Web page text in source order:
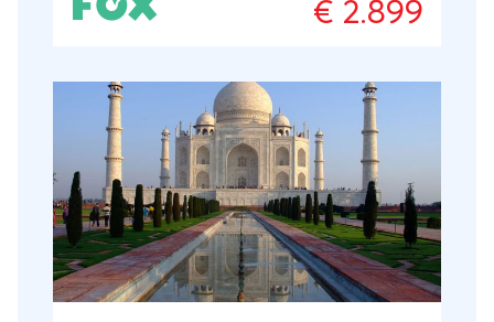
€ 2.899